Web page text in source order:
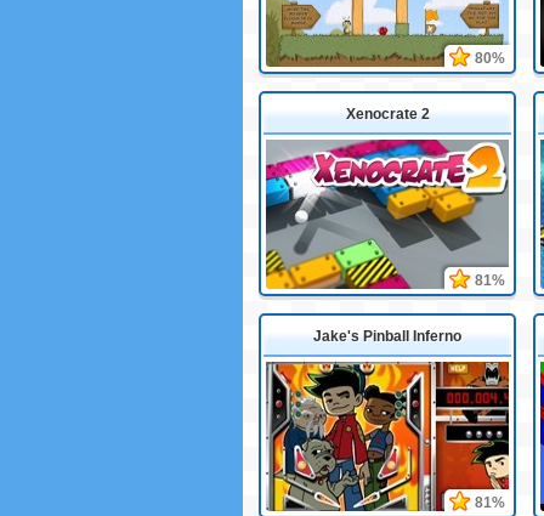
80%
Xenocrate 2
81%
Jake's Pinball Inferno
81%